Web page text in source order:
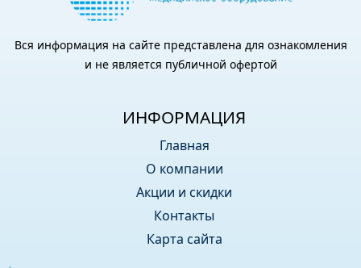
Вся информация на сайте представлена для ознакомления
и не является публичной офертой
ИНФОРМАЦИЯ
Главная
О компании
Акции и скидки
Контакты
Карта сайта